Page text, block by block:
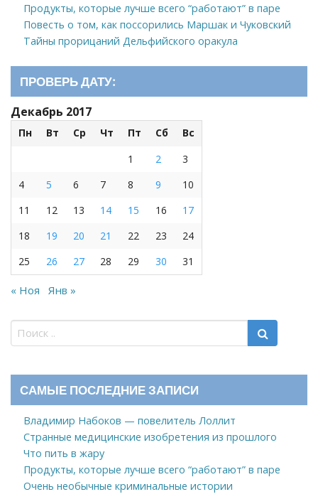
Продукты, которые лучше всего “работают” в паре
Повесть о том, как поссорились Маршак и Чуковский
Тайны прорицаний Дельфийского оракула
ПРОВЕРЬ ДАТУ:
Декабрь 2017
Пн Вт Ср Чт Пт Сб
Вс
1
2
3
4
5 6 7 8 9
10
11
12 13 14 15 16
17
18
19 20 21 22 23
24
25
26 27 28 29 30 31
« Ноя Янв »
САМЫЕ ПОСЛЕДНИЕ ЗАПИСИ
Владимир Набоков — повелитель Лоллит
Странные медицинские изобретения из прошлого
Что пить в жару
Продукты, которые лучше всего “работают” в паре
Очень необычные криминальные истории